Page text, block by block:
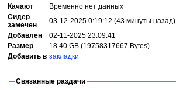
Качают
Временно нет данных
Сидер
замечен
03-12-2025 0:19:12 (43 минуты назад)
Добавлен
02-11-2025 23:09:41
Размер
18.40 GB (19758317667 Bytes)
Добавить в закладки
Связанные раздачи